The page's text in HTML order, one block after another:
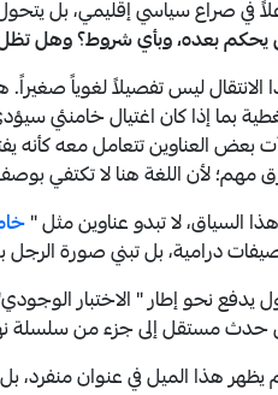
في صراع سياسي إقليمي، بل
بعده، وبأي شروط؟ وهل تظل
الانتقال ليس تفصيلاً لغوياً
بما إذا كان اغتيال خامنئي
بعض العناوين تتعامل معه كأنه
مهم؛ لأن اللغة هنا لا تكتفي
السياق، لا تبدو عناوين مثل "
درامية، بل تبني صورة
يدفع نحو إطار " الاختبار
مستقل إلى جزء من سلسلة
يظهر هذا الميل في عنوان منفرد،